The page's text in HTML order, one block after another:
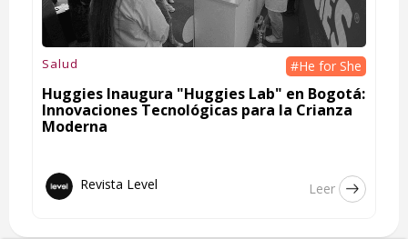
Salud #He for She
Huggies Inaugura "Huggies Lab" en Bogotá:
Innovaciones Tecnológicas para la Crianza
Moderna
Revista Level Leer